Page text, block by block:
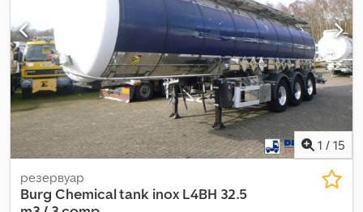
1 / 15
резервуар
Burg Chemical tank inox L4BH 32.5